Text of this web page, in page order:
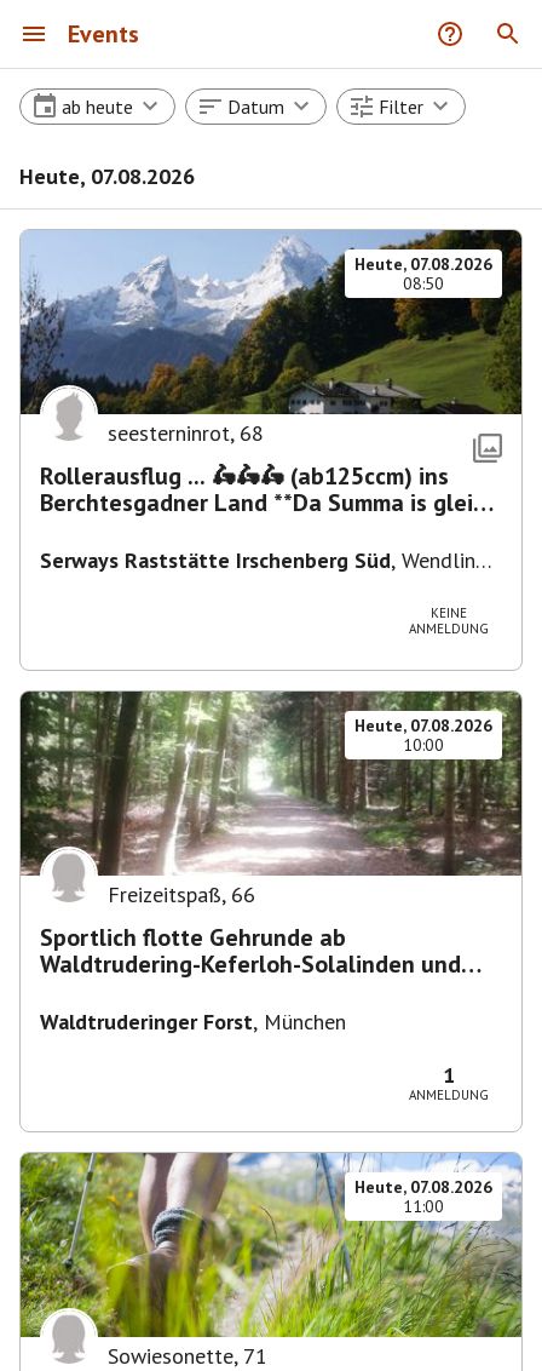
Events
ab heute Datum Filter
Heute, 07.08.2026
Heute, 07.08.2026
08:50
seesterninrot, 68
Rollerausflug ... 🛵🛵🛵 (ab125ccm) ins
Berchtesgadner Land **Da Summa is glei
Serways Raststätte Irschenberg Süd, Wendling
KEINE
ANMELDUNG
Heute, 07.08.2026
10:00
Freizeitspaß, 66
Sportlich flotte Gehrunde ab
Waldtrudering-Keferloh-Solalinden und
Waldtruderinger Forst, München
1
ANMELDUNG
Heute, 07.08.2026
11:00
Sowiesonette, 71